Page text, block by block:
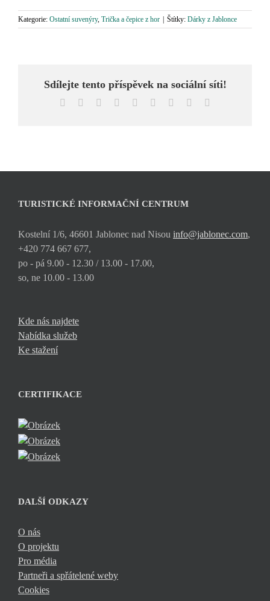
Kategorie: Ostatní suvenýry, Trička a čepice z hor Štítky: Dárky z Jablonce
Sdílejte tento příspěvek na sociální síti!
Facebook Reddit LinkedInWhatsApp
TumblrPinterest
TURISTICKÉ INFORMAČNÍ CENTRUM
Kostelní 1/6, 46601 Jablonec nad Nisou info@jablonec.com,
+420 774 667 677,
po - pá 9.00 - 12.30 / 13.00 - 17.00,
so, ne 10.00 - 13.00
Kde nás najdete
Nabídka služeb
Ke stažení
CERTIFIKACE
DALŠÍ ODKAZY
O nás
O projektu
Pro média
Partneři a spřátelené weby
Cookies